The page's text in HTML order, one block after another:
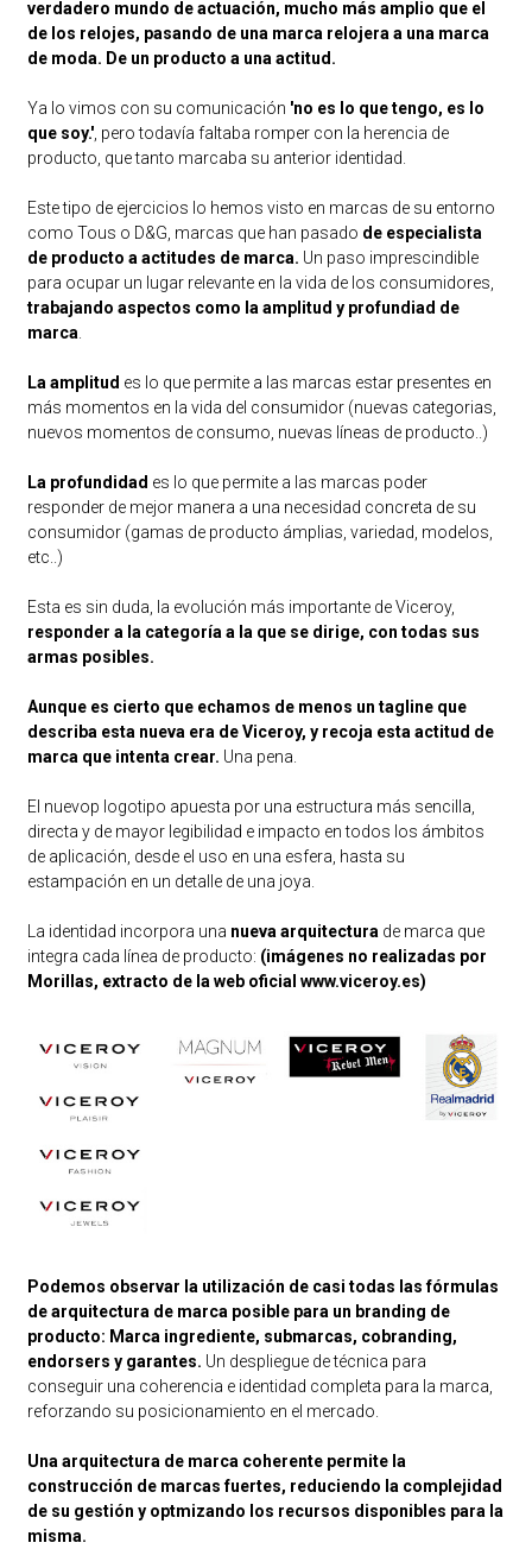
verdadero mundo de actuación, mucho más amplio que el
de los relojes, pasando de una marca relojera a una marca
de moda. De un producto a una actitud.
Ya lo vimos con su comunicación 'no es lo que tengo, es lo
que soy.', pero todavía faltaba romper con la herencia de
producto, que tanto marcaba su anterior identidad.
Este tipo de ejercicios lo hemos visto en marcas de su entorno
como Tous o D&G, marcas que han pasado de especialista
de producto a actitudes de marca. Un paso imprescindible
para ocupar un lugar relevante en la vida de los consumidores,
trabajando aspectos como la amplitud y profundiad de
marca
La amplitud es lo que permite a las marcas estar presentes en
más momentos en la vida del consumidor (nuevas categorias,
nuevos momentos de consumo, nuevas líneas de producto..)
La profundidad es lo que permite a las marcas poder
responder de mejor manera a una necesidad concreta de su
consumidor (gamas de producto ámplias, variedad, modelos,
etc..)
Esta es sin duda, la evolución más importante de Viceroy,
responder a la categoría a la que se dirige, con todas sus
armas posibles.
Aunque es cierto que echamos de menos un tagline que
describa esta nueva era de Viceroy, y recoja esta actitud de
marca que intenta crear. Una pena.
El nuevop logotipo apuesta por una estructura más sencilla,
directa y de mayor legibilidad e impacto en todos los ámbitos
de aplicación, desde el uso en una esfera, hasta su
estampación en un detalle de una joya.
La identidad incorpora una nueva arquitectura de marca que
integra cada línea de producto: (imágenes no realizadas por
Morillas, extracto de la web oficial www.viceroy.es)
Podemos observar la utilización de casi todas las fórmulas
de arquitectura de marca posible para un branding de
producto: Marca ingrediente, submarcas, cobranding,
endorsers y garantes. Un despliegue de técnica para
conseguir una coherencia e identidad completa para la marca,
reforzando su posicionamiento en el mercado.
Una arquitectura de marca coherente permite la
construcción de marcas fuertes, reduciendo la complejidad
de su gestión y optmizando los recursos disponibles para la
misma.